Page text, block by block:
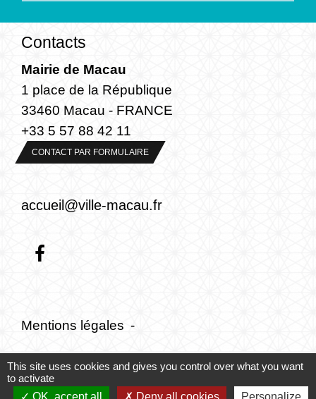
Contacts
Mairie de Macau
1 place de la République
33460 Macau - FRANCE
+33 5 57 88 42 11
CONTACT PAR FORMULAIRE
accueil@ville-macau.fr
Mentions légales -
Politique de confidentialité - Accessibilité -
Plan du site - Gestion des cookies
This site uses cookies and gives you control over what you want
to activate
OK, accept all
Deny all cookies Personalize